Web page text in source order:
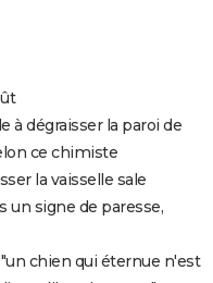
à dégraisser la paroi de
ce chimiste
la vaisselle sale
un signe de paresse,
chien qui éternue n'est